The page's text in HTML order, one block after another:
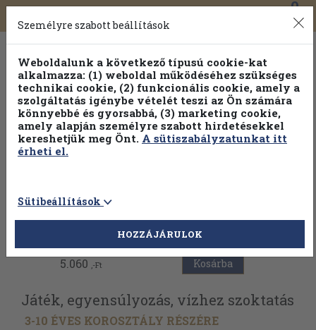
Toggle
navigation
0
Vissza az előző oldalra
5.060 ,-Ft Kosárba
Játék, egyensúlyozás, vízhez szoktatás
3-10 ÉVES KOROSZTÁLY RÉSZÉRE
Személyre szabott beállítások
Weboldalunk a következő típusú cookie-kat
alkalmazza: (1) weboldal működéséhez szükséges
technikai cookie, (2) funkcionális cookie, amely a
szolgáltatás igénybe vételét teszi az Ön számára
könnyebbé és gyorsabbá, (3) marketing cookie,
amely alapján személyre szabott hirdetésekkel
kereshetjük meg Önt. A sütiszabályzatunkat itt
érheti el.
Sütibeállítások
HOZZÁJÁRULOK